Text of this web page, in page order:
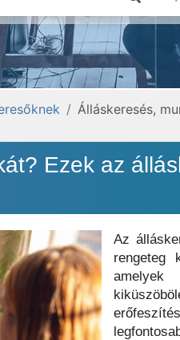
Álláskeresés,
Ezek az
Az
rengeteg